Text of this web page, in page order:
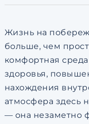
Жизнь на
больше, чем
комфортная
здоровья,
нахождения
атмосфера здесь
— она незаметно